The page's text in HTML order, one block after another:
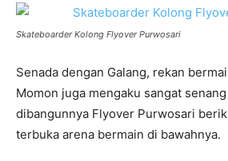
Skateboarder Kolong Flyover Purwosari
Senada dengan Galang, rekan
Momon juga mengaku sangat
dibangunnya Flyover Purwosari
terbuka arena bermain di bawahnya.